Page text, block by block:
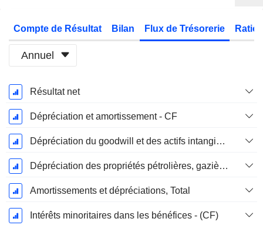
Compte de Résultat Bilan Flux de Trésorerie
Annuel
Période
Fiscale:
Juin
Résultat net
Dépréciation et amortissement - CF
Dépréciation du goodwill et des actifs intangibles
Dépréciation des propriétés pétrolières, gazières et minérales - (CF)
Amortissements et dépréciations, Total
Intérêts minoritaires dans les bénéfices - (CF)